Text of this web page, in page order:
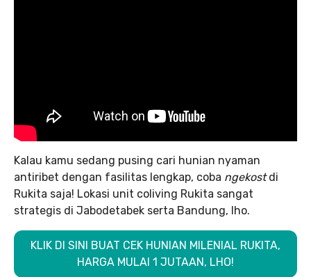
Kalau kamu sedang pusing cari hunian nyaman
antiribet dengan fasilitas lengkap, coba ngekostdi
Rukita saja! Lokasi unit coliving Rukita sangat
strategis di Jabodetabek serta Bandung, lho.
KLIK DI SINI BUAT CEK HUNIAN MILENIAL RUKITA,
HARGA MULAI 1 JUTAAN, LHO!